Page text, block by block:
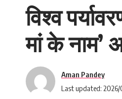
विश्व
मां के
Last updated: 2026/
Aman Pandey